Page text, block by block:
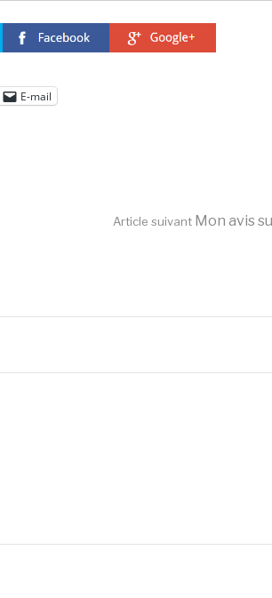
E-mail
Article suivant Mon avis